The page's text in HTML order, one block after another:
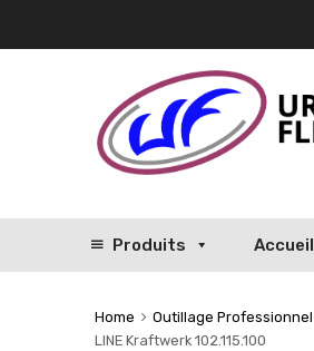
Produits Accueil
Home Outillage Professionnel
LINE Kraftwerk 102.115.100